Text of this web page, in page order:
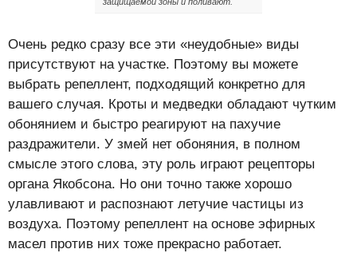
Очень редко сразу все эти «неудобные» виды
присутствуют на участке. Поэтому вы можете
выбрать репеллент, подходящий конкретно для
вашего случая. Кроты и медведки обладают чутким
обонянием и быстро реагируют на пахучие
раздражители. У змей нет обоняния, в полном
смысле этого слова, эту роль играют рецепторы
органа Якобсона. Но они точно также хорошо
улавливают и распознают летучие частицы из
воздуха. Поэтому репеллент на основе эфирных
масел против них тоже прекрасно работает.